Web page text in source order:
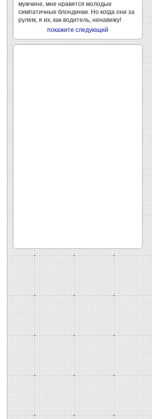
мужчине, мне нравятся молодые
симпатичные блондинки. Но когда они за
рулем, я их, как водитель, ненавижу!
покажите следующий